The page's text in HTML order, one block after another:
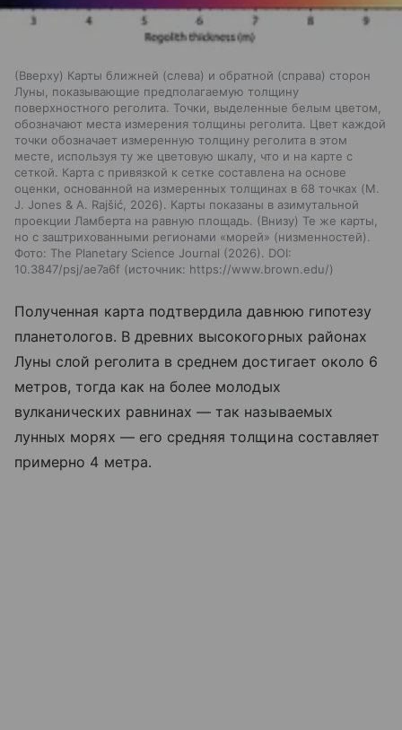
(Вверху) Карты ближней (слева) и обратной (справа) сторон
Луны, показывающие предполагаемую толщину
поверхностного реголита. Точки, выделенные белым цветом,
обозначают места измерения толщины реголита. Цвет каждой
точки обозначает измеренную толщину реголита в этом
месте, используя ту же цветовую шкалу, что и на карте с
сеткой. Карта с привязкой к сетке составлена на основе
оценки, основанной на измеренных толщинах в 68 точках (M.
J. Jones & A. Rajšić, 2026). Карты показаны в азимутальной
проекции Ламберта на равную площадь. (Внизу) Те же карты,
но с заштрихованными регионами «морей» (низменностей).
Фото: The Planetary Science Journal (2026). DOI:
10.3847/psj/ae7a6f
источник: https://www.brown.edu/
Полученная карта подтвердила давнюю гипотезу
планетологов. В древних высокогорных районах
Луны слой реголита в среднем достигает около 6
метров, тогда как на более молодых
вулканических равнинах — так называемых
лунных морях — его средняя толщина составляет
примерно 4 метра.